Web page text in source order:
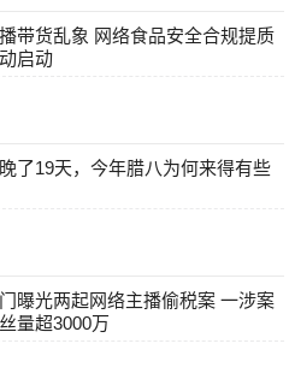
带货乱象 网络食品安全合规提质
启动
了19天，今年腊八为何来得有些
曝光两起网络主播偷税案 一涉案
量超3000万